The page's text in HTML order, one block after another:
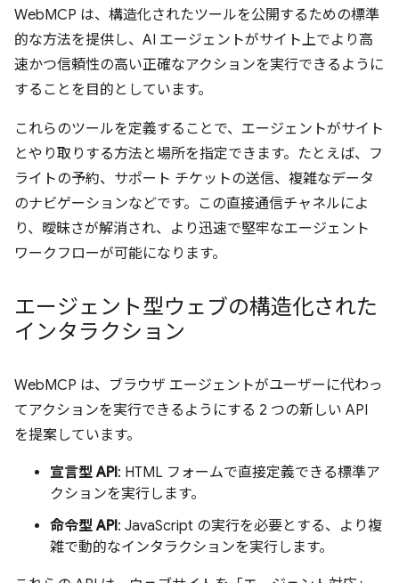
WebMCP は、構造化されたツールを公開するための標準
的な方法を提供し、AI エージェントがサイト上でより高
速かつ信頼性の高い正確なアクションを実行できるように
することを目的としています。
これらのツールを定義することで、エージェントがサイト
とやり取りする方法と場所を指定できます。たとえば、フ
ライトの予約、サポート チケットの送信、複雑なデータ
のナビゲーションなどです。この直接通信チャネルによ
り、曖昧さが解消され、より迅速で堅牢なエージェント
ワークフローが可能になります。
エージェント型ウェブの構造化された
インタラクション
WebMCP は、ブラウザ エージェントがユーザーに代わっ
てアクションを実行できるようにする 2 つの新しい API
を提案しています。
宣言型 API: HTML フォームで直接定義できる標準ア
クションを実行します。
命令型 API: JavaScript の実行を必要とする、より複
雑で動的なインタラクションを実行します。